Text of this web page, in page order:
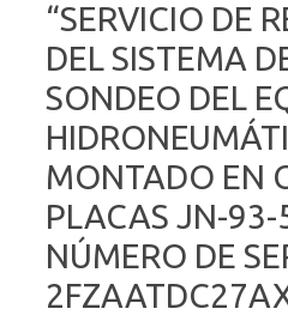
“SERVICIO DE
DEL SISTEMA
SONDEO DEL
MONTADO EN
PLACAS JN-93-
NÚMERO DE